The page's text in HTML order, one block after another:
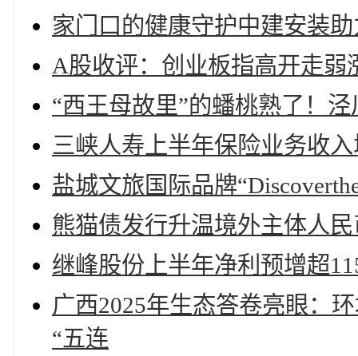
家门口的健康守护中建安装
A股收评：创业板指高开走弱
“西王母故里”的蟠桃熟了！
三峡人寿上半年保险业务收
盐城文旅国际品牌
熊猫债发行升温境外主体人
继峰股份上半年净利预增超
广西2025年生态答卷亮眼：
“五连